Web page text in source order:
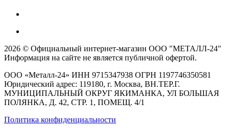
2026 © Официальный интернет-магазин ООО "МЕТАЛЛ-24"
Информация на сайте не является публичной офертой.
ООО «Металл-24» ИНН 9715347938 ОГРН 1197746350581
Юридический адрес: 119180, г. Москва, ВН.ТЕР.Г.
МУНИЦИПАЛЬНЫЙ ОКРУГ ЯКИМАНКА, УЛ БОЛЬШАЯ
ПОЛЯНКА, Д. 42, СТР. 1, ПОМЕЩ. 4/1
Политика конфиденциальности